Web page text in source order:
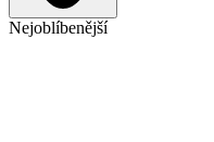
Nejoblíbenější